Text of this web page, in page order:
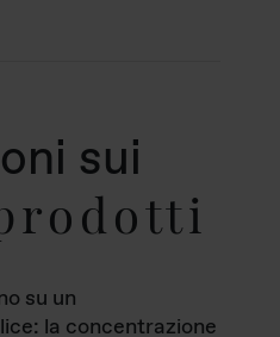
sui
su un
la concentrazione